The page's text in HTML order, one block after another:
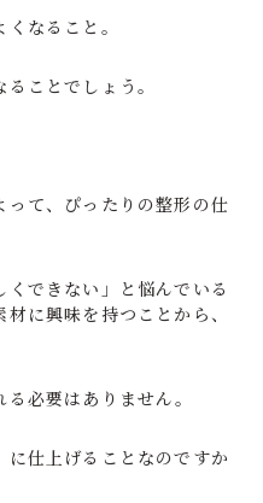
なること。
ことでしょう。
て、ぴったりの整形の仕
できない」と悩んでいる
に興味を持つことから、
必要はありません。
仕上げることなのですか